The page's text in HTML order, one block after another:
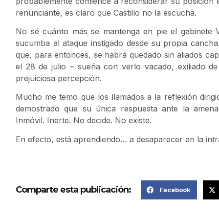
renunciante, es claro que Castillo no la escucha.
No sé cuánto más se mantenga en pie el
sucumba al ataque instigado desde su propia
que, para entonces, se habrá quedado sin aliados
el 28 de julio – sueña con verlo vacado, exiliado
prejuiciosa percepción.
Mucho me temo que los llamados a la reflexión
demostrado que su única respuesta ante la
Inmóvil. Inerte. No decide. No existe.
En efecto, está aprendiendo… a desaparecer en la
Comparte esta publicación: Facebook